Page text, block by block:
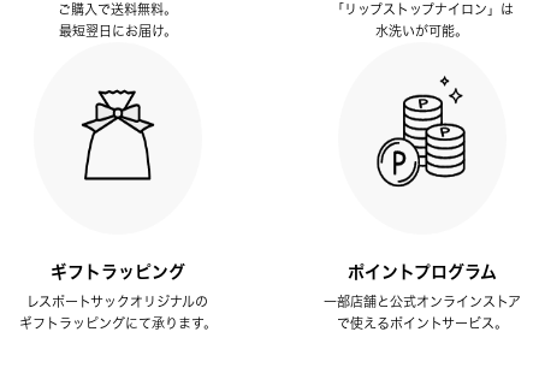
ご購入で送料無料。
最短翌日にお届け。
「リップストップナイロン」は
水洗いが可能。
ギフトラッピング
レスポートサックオリジナルの
ギフトラッピングにて承ります。
ポイントプログラム
一部店舗と公式オンラインストア
で使えるポイントサービス。